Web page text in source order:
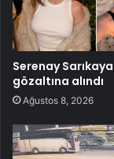
Serenay Sarıkaya
gözaltına alındı
Ağustos 8, 2026